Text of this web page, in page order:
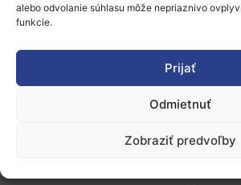
alebo odvolanie súhlasu môže nepriaznivo
funkcie.
Prijať
Odmietnuť
Zobraziť predvoľby
O nás
Naše služby
Financovanie a